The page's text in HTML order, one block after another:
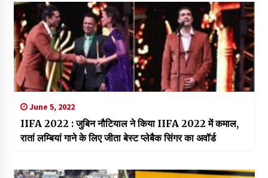
June 5, 2022
IIFA 2022 : जुबिन नौटियाल ने किया IIFA 2022 में कमाल,
रातां लम्बियां गाने के लिए जीता बेस्ट प्लेबैक सिंगर का अवॉर्ड